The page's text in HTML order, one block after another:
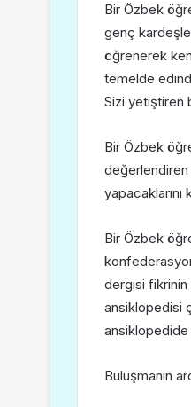
Bir Özbek
genç
öğrenerek
temelde
Sizi yetiştiren
Bir Özbek
değerlendiren
yapacaklarını
Bir Özbek
dergisi fikrinin
ansiklopedisi
ansiklopedide
Buluşmanın